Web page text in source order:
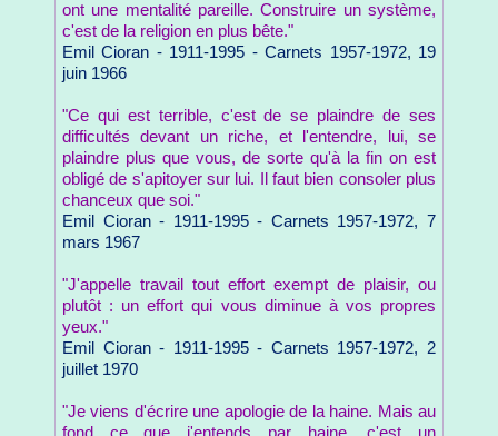
ont une mentalité pareille. Construire un système,
c'est de la religion en plus bête."
Emil Cioran - 1911-1995 - Carnets 1957-1972, 19
juin 1966
"Ce qui est terrible, c'est de se plaindre de ses
difficultés devant un riche, et l'entendre, lui, se
plaindre plus que vous, de sorte qu'à la fin on est
obligé de s'apitoyer sur lui. Il faut bien consoler plus
chanceux que soi."
Emil Cioran - 1911-1995 - Carnets 1957-1972, 7
mars 1967
"J'appelle travail tout effort exempt de plaisir, ou
plutôt : un effort qui vous diminue à vos propres
yeux."
Emil Cioran - 1911-1995 - Carnets 1957-1972, 2
juillet 1970
"Je viens d'écrire une apologie de la haine. Mais au